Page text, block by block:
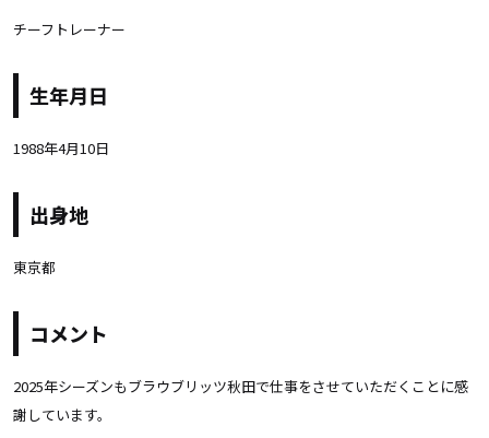
チーフトレーナー
生年月日
1988年4月10日
出身地
東京都
コメント
2025年シーズンもブラウブリッツ秋田で仕事をさせていただくことに感
謝しています。